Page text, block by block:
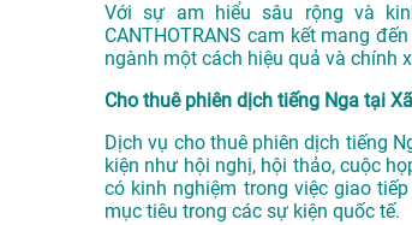
Với sự am hiểu sâu rộng và
CANTHOTRANS cam kết mang
ngành một cách hiệu quả và chính
Cho thuê phiên dịch tiếng Nga tại
Dịch vụ cho thuê phiên dịch tiếng
kiện như hội nghị, hội thảo, cuộc
có kinh nghiệm trong việc giao
mục tiêu trong các sự kiện quốc tế.